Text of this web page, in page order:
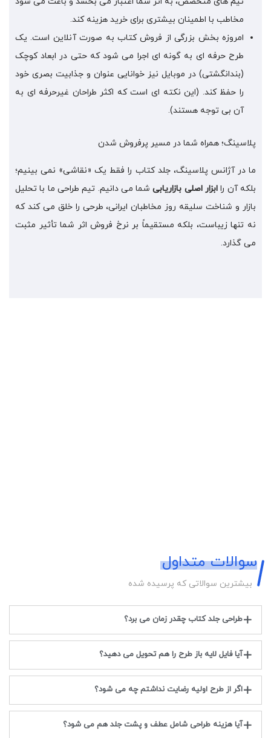
مخاطب با اطمینان بیشتری برای خرید هزینه کند.
امروزه بخش بزرگی از فروش کتاب به صورت آنلاین است. یک
طرح حرفه ای به گونه ای اجرا می شود که حتی در ابعاد کوچک
(بندانگشتی) در موبایل نیز خوانایی عنوان و جذابیت بصری خود
را حفظ کند. (این نکته ای است که اکثر طراحان غیرحرفه ای به
آن بی توجه هستند).
پلاسینگ؛ همراه شما در مسیر پرفروش شدن
ما در آژانس پلاسینگ، جلد کتاب را فقط یک «نقاشی» نمی بینیم؛
بلکه آن را ابزار اصلی بازاریابیشما می دانیم. تیم طراحی ما با تحلیل
بازار و شناخت سلیقه روز مخاطبان ایرانی، طرحی را خلق می کند که
نه تنها زیباست، بلکه مستقیماً بر نرخ فروش اثر شما تأثیر مثبت
می گذارد.
سوالات متداول
بیشترین سوالاتی که پرسیده شده
طراحی جلد کتاب چقدر زمان می برد؟
آیا فایل لایه باز طرح را هم تحویل می دهید؟
اگر از طرح اولیه رضایت نداشتم چه می شود؟
آیا هزینه طراحی شامل عطف و پشت جلد هم می شود؟